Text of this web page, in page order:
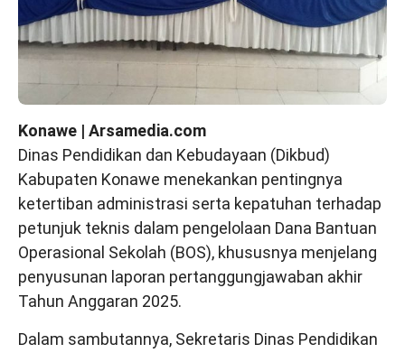
Konawe | Arsamedia.com
Dinas Pendidikan dan Kebudayaan (Dikbud)
Kabupaten Konawe menekankan pentingnya
ketertiban administrasi serta kepatuhan terhadap
petunjuk teknis dalam pengelolaan Dana Bantuan
Operasional Sekolah (BOS), khususnya menjelang
penyusunan laporan pertanggungjawaban akhir
Tahun Anggaran 2025.
Dalam sambutannya, Sekretaris Dinas Pendidikan